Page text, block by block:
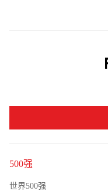
500强
世界500强